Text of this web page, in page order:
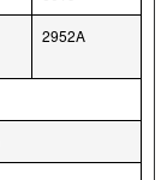
2952A